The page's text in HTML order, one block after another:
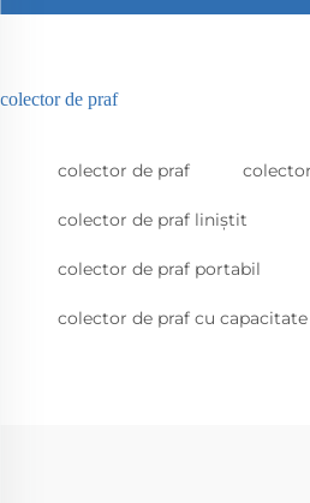
colector de praf
colector de praf
colector de praf liniștit
colector de praf portabil
colector de praf cu